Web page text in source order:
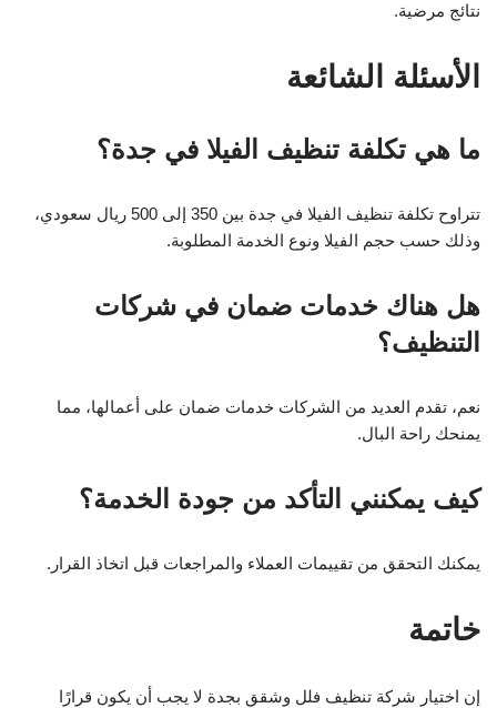
نتائج مرضية.
الأسئلة الشائعة
ما هي تكلفة تنظيف الفيلا في جدة؟
تتراوح تكلفة تنظيف الفيلا في جدة بين 350 إلى 500 ريال سعودي،
وذلك حسب حجم الفيلا ونوع الخدمة المطلوبة.
هل هناك خدمات ضمان في شركات
التنظيف؟
نعم، تقدم العديد من الشركات خدمات ضمان على أعمالها، مما
يمنحك راحة البال.
كيف يمكنني التأكد من جودة الخدمة؟
يمكنك التحقق من تقييمات العملاء والمراجعات قبل اتخاذ القرار.
خاتمة
إن اختيار شركة تنظيف فلل وشقق بجدة لا يجب أن يكون قرارًا